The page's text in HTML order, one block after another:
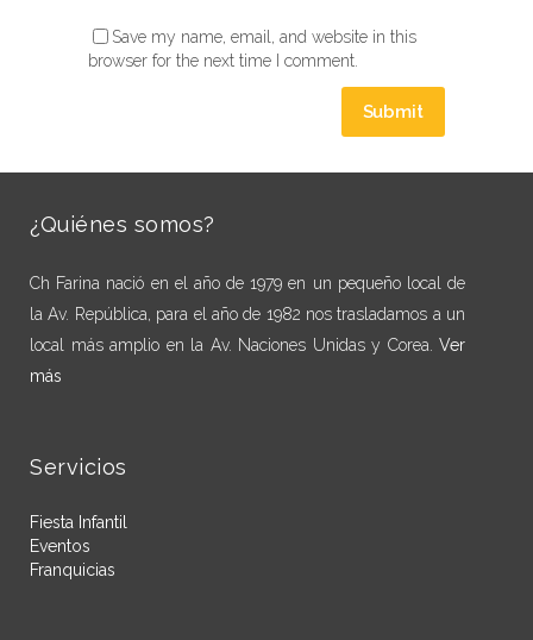
Save my name, email, and website in this
browser for the next time I comment.
¿Quiénes somos?
Ch Farina nació en el año de 1979 en un pequeño local de
la Av. República, para el año de 1982 nos trasladamos a un
local más amplio en la Av. Naciones Unidas y Corea.Ver
más
Servicios
Fiesta Infantil
Eventos
Franquicias